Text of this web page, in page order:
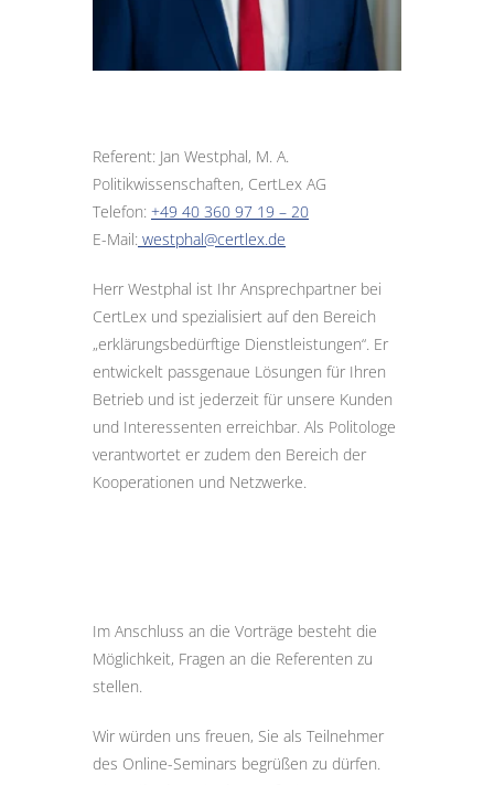
Referent: Jan Westphal, M. A.
Politikwissenschaften, CertLex AG
Telefon: +49 40 360 97 19 – 20
E-Mail: westphal@certlex.de
Herr Westphal ist Ihr Ansprechpartner bei
CertLex und spezialisiert auf den Bereich
„erklärungsbedürftige Dienstleistungen“. Er
entwickelt passgenaue Lösungen für Ihren
Betrieb und ist jederzeit für unsere Kunden
und Interessenten erreichbar. Als Politologe
verantwortet er zudem den Bereich der
Kooperationen und Netzwerke.
Im Anschluss an die Vorträge besteht die
Möglichkeit, Fragen an die Referenten zu
stellen.
Wir würden uns freuen, Sie als Teilnehmer
des Online-Seminars begrüßen zu dürfen.